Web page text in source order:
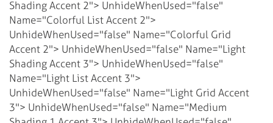
Shading Accent 2"> UnhideWhenUsed="false"
Name="Colorful List Accent 2">
UnhideWhenUsed="false" Name="Colorful Grid
Accent 2"> UnhideWhenUsed="false" Name="Light
Shading Accent 3"> UnhideWhenUsed="false"
Name="Light List Accent 3">
UnhideWhenUsed="false" Name="Light Grid Accent
3"> UnhideWhenUsed="false" Name="Medium